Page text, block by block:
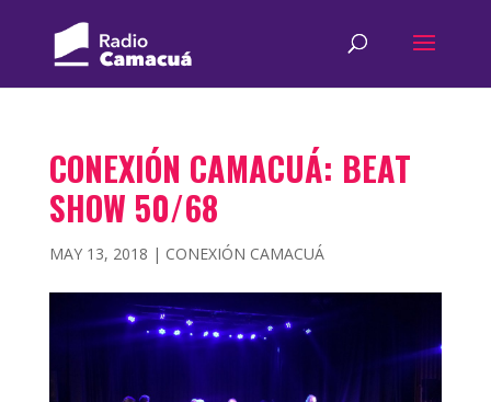
CONEXIÓN CAMACUÁ: BEAT
SHOW 50/68
MAY 13, 2018 | CONEXIÓN CAMACUÁ